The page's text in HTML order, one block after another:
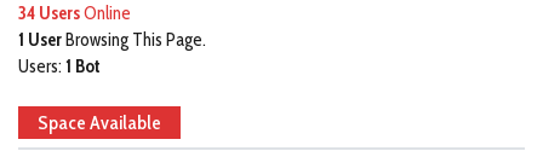
34 UsersOnline
1 UserBrowsing This Page.
Users: 1 Bot
Space Available